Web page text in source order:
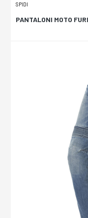
SPIDI
PANTALONI MOTO